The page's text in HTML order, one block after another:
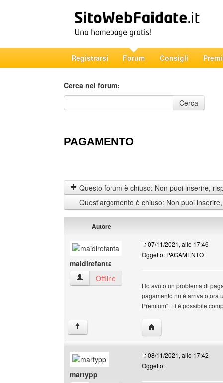
Registrarsi Forum Consigli
Cerca nel forum:
Cerca nel forum
Cerca
PAGAMENTO
Questo forum è chiuso: Non puoi inserire,
Quest'argomento è chiuso: Non puoi
Autore
maidirefanta
maidirefanta Profilo
Offline
07/11/2021, alle 17:46
Oggetto: PAGAMENTO
Ho avuto un problema di
pagamento nn è arrivato,ora
Premium". Lì è possibile
↑ HomePage:
martypp
08/11/2021, alle 17:42
Oggetto: